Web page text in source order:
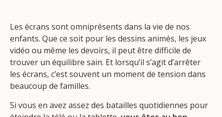
Les écrans sont omniprésents dans la vie de nos
enfants. Que ce soit pour les dessins animés, les jeux
vidéo ou même les devoirs, il peut être difficile de
trouver un équilibre sain. Et lorsqu’il s’agit d’arrêter
les écrans, c’est souvent un moment de tension dans
beaucoup de familles.
Si vous en avez assez des batailles quotidiennes pour